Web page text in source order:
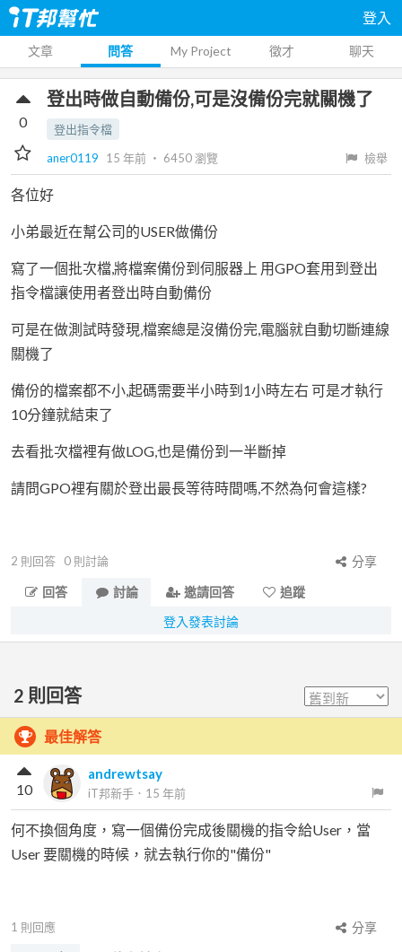
登入
文章 問答 My Project 徵才 聊天
登出時做自動備份,可是沒備份完就關機了
登出指令檔
aner0119
15 年前 ‧ 6450瀏覽 檢舉
0
各位好
小弟最近在幫公司的USER做備份
寫了一個批次檔,將檔案備份到伺服器上 用GPO套用到登出
指令檔讓使用者登出時自動備份
可是在做測試時發現,檔案總是沒備份完,電腦就自動切斷連線
關機了
備份的檔案都不小,起碼需要半小時到1小時左右 可是才執行
10分鐘就結束了
去看批次檔裡有做LOG,也是備份到一半斷掉
請問GPO裡有關於登出最長等待時間嗎,不然為何會這樣?
2 則回答 0 則討論
分享
回答
討論 邀請回答
追蹤
登入發表討論
2 則回答
最佳解答
andrewtsay
iT邦新手 ． 15 年前
10
何不換個角度，寫一個備份完成後關機的指令給User，當
User 要關機的時候，就去執行你的"備份"
1 則回應
分享